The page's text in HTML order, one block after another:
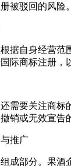
被驳回的风险。
据自身经营范
际商标注册，
需要关注商
销或无效宣告
推广
成部分。果酒